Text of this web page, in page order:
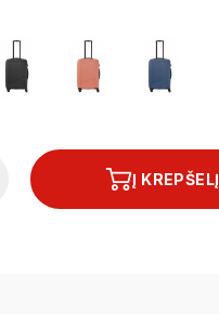
Į KREPŠELĮ